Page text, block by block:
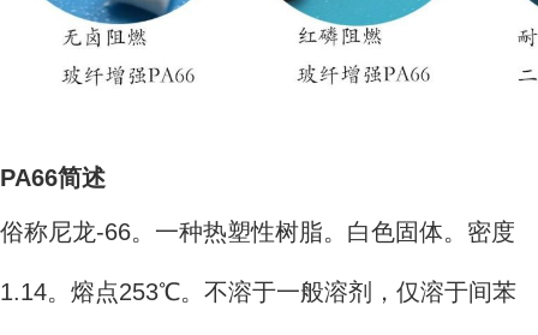
PA66简述
俗称尼龙-66。一种热塑性树脂。白色固体。密度
1.14。熔点253℃。不溶于一般溶剂，仅溶于间苯